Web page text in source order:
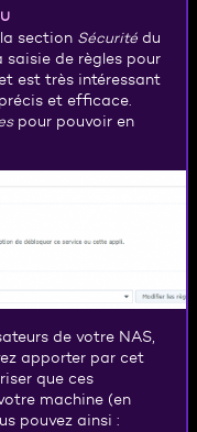
section Sécurité du
de règles pour
est très intéressant
et efficace.
pour pouvoir en
de votre NAS,
apporter par cet
que ces
machine (en
pouvez ainsi :